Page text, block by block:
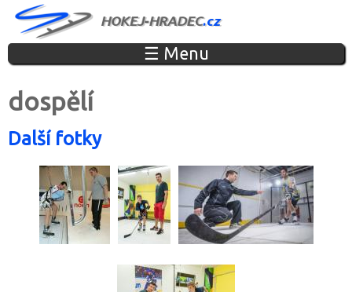
☰ Menu
dospělí
Další fotky